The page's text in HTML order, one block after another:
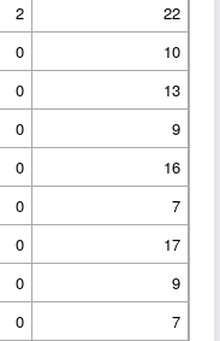
2
22
0
10
0
13
0
9
0
16
0
7
0
17
0
9
0
7